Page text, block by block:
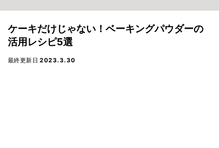
ケーキだけじゃない！ベーキングパウダーの
活用レシピ5選
最終更新日2023.3.30